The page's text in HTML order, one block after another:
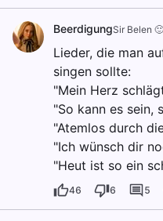
BeerdigungSir Belen 🙂
Lieder, die man
singen sollte:
"Mein Herz
"So kann es sein,
"Atemlos durch
"Ich wünsch dir
"Heut ist so ein
46 6 5